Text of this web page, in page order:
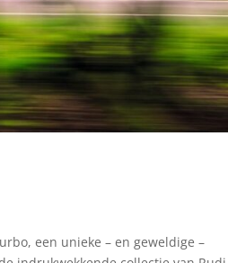
een unieke – en geweldige –